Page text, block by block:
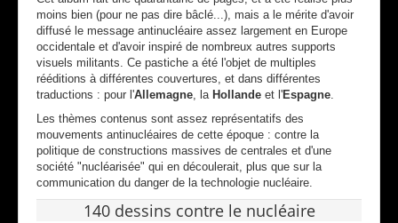
moins bien (pour ne pas dire bâclé...), mais a le mérite d'avoir
diffusé le message antinucléaire assez largement en Europe
occidentale et d'avoir inspiré de nombreux autres supports
visuels militants. Ce pastiche a été l'objet de multiples
rééditions à différentes couvertures, et dans différentes
traductions : pour l'Allemagne, la Hollande et l'Espagne.
Les thèmes contenus sont assez représentatifs des
mouvements antinucléaires de cette époque : contre la
politique de constructions massives de centrales et d'une
société "nucléarisée" qui en découlerait, plus que sur la
communication du danger de la technologie nucléaire.
140 dessins contre le nucléaire